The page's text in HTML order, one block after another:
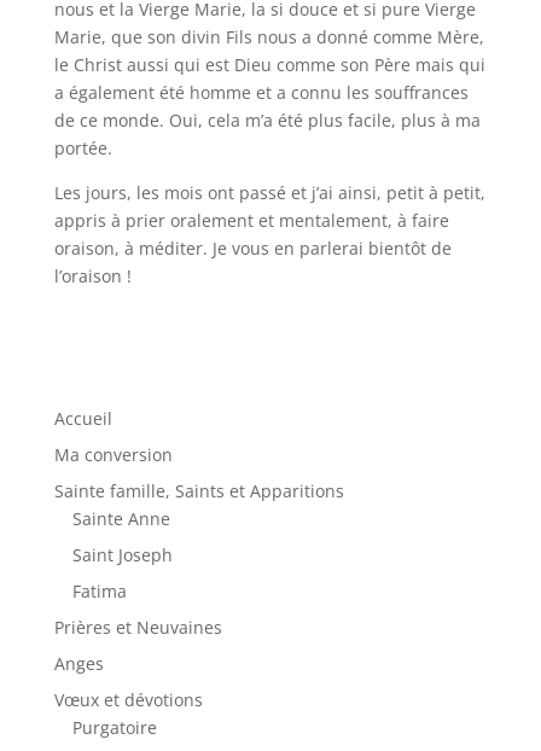
nous et la Vierge Marie, la si douce et si pure Vierge
Marie, que son divin Fils nous a donné comme Mère,
le Christ aussi qui est Dieu comme son Père mais qui
a également été homme et a connu les souffrances
de ce monde. Oui, cela m’a été plus facile, plus à ma
portée.
Les jours, les mois ont passé et j’ai ainsi, petit à petit,
appris à prier oralement et mentalement, à faire
oraison, à méditer. Je vous en parlerai bientôt de
l’oraison !
Accueil
Ma conversion
Sainte famille, Saints et Apparitions
Sainte Anne
Saint Joseph
Fatima
Prières et Neuvaines
Anges
Vœux et dévotions
Purgatoire